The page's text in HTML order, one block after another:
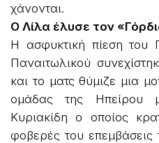
χάνονται.
Ο Λίλα έλυσε τον
Η ασφυκτική πίεση του
Παναιτωλικού
και το ματς θύμιζε μια
ομάδας της Ηπείρου
Κυριακίδη ο οποίος
φοβερές του